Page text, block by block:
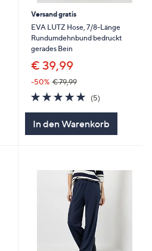
Versand gratis
EVA LUTZ Hose, 7/8-Länge
Rundumdehnbund bedruckt
gerades Bein
€ 39,99
-50% € 79,99
5.0
von
(5)5
In den Warenkorb